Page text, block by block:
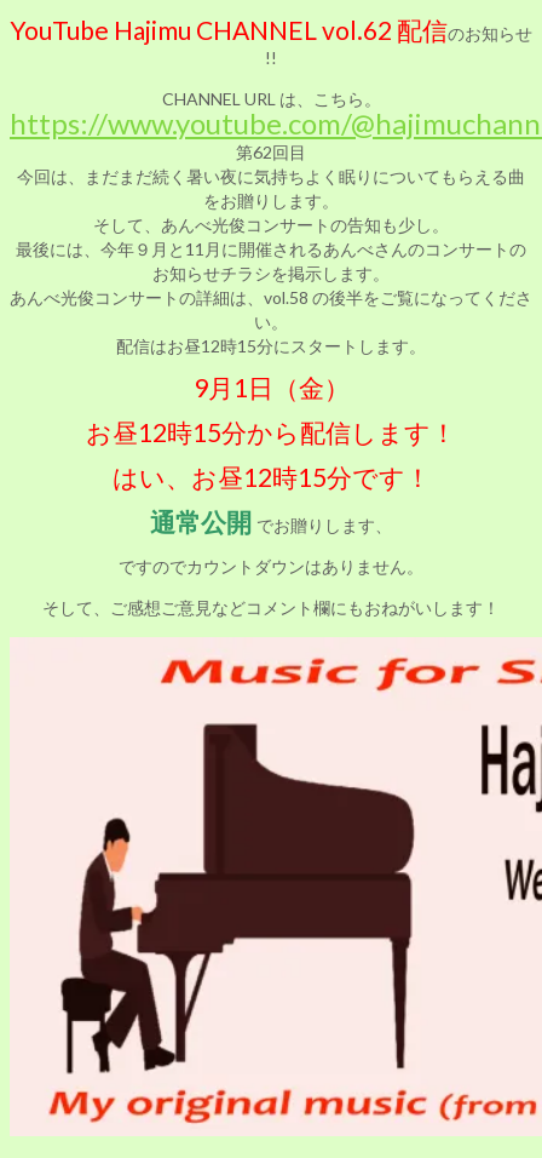
YouTube Hajimu CHANNEL vol.62 配信のお知らせ
!!
CHANNEL URL は、こちら。
https://www.youtube.com/
第62回目
今回は、まだまだ続く暑い夜に気持ちよく眠りについてもらえる曲
をお贈りします。
そして、あんべ光俊コンサートの告知も少し。
最後には、今年９月と11月に開催されるあんべさんのコンサートの
お知らせチラシを掲示します。
あんべ光俊コンサートの詳細は、vol.58 の後半をご覧になってくださ
い。
配信はお昼12時15分にスタートします。
9月1日（金）
お昼12時15分から配信します！
はい、お昼12時15分です！
通常公開 でお贈りします、
ですのでカウントダウンはありません。
そして、ご感想ご意見などコメント欄にもおねがいします！